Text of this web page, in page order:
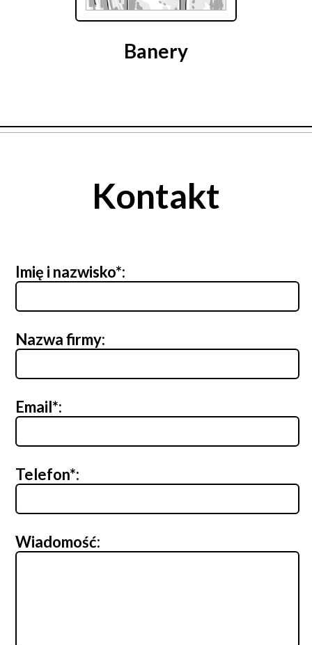
Banery
Kontakt
Imię i nazwisko*:
Nazwa firmy:
Email*:
Telefon*:
Wiadomość: